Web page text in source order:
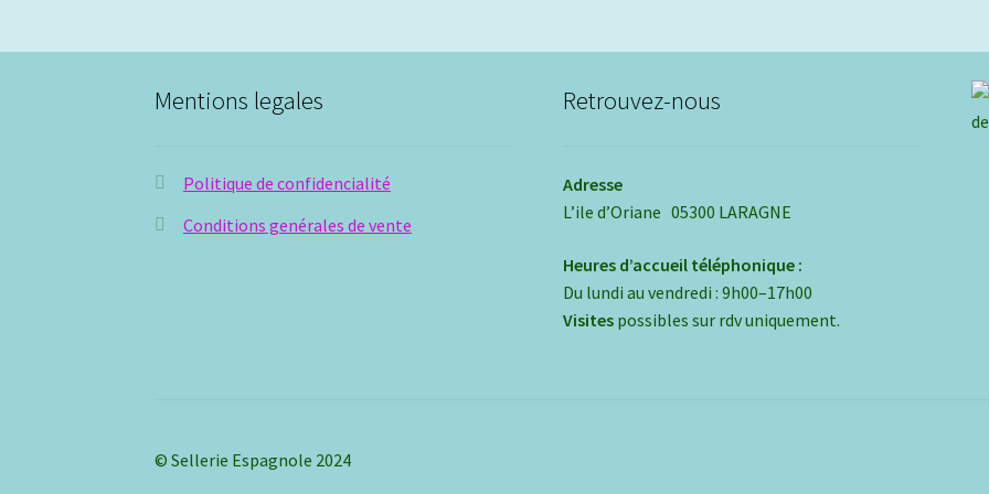
sur
page
la
Mentions legales
Politique de confidencialité
Conditions genérales de vente
Retrouvez-nous
Adresse
L’ile d’Oriane 05300 LARAGNE
Heures d’accueil téléphonique :
Du lundi au vendredi : 9h00–17h00
Visites possibles sur rdv uniquement.
© Sellerie Espagnole 2024